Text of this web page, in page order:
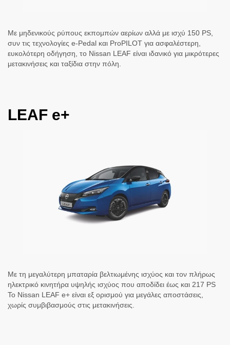
Με μηδενικούς ρύπους εκπομπών αερίων αλλά με ισχύ 150 PS,
συν τις τεχνολογίες e-Pedal και ProPILOT για ασφαλέστερη,
ευκολότερη οδήγηση, το Nissan LEAF είναι ιδανικό για μικρότερες
μετακινήσεις και ταξίδια στην πόλη.
LEAF e+
Με τη μεγαλύτερη μπαταρία βελτιωμένης ισχύος και τον πλήρως
ηλεκτρικό κινητήρα υψηλής ισχύος που αποδίδει έως και 217 PS
Το Nissan LEAF e+ είναι εξ ορισμού για μεγάλες αποστάσεις,
χωρίς συμβιβασμούς στις μετακινήσεις.